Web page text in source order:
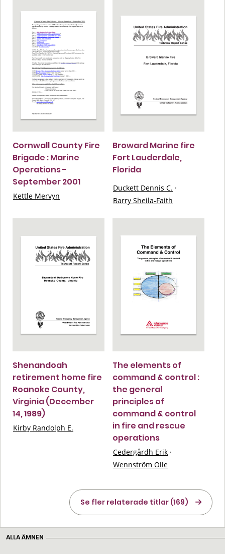
Cornwall County Fire
Brigade : Marine
Operations -
September 2001
Kettle Mervyn
Broward Marine fire
Fort Lauderdale,
Florida
Duckett Dennis C. ·
Barry Sheila-Faith
Shenandoah
retirement home fire
Roanoke County,
Virginia (December
14, 1989)
Kirby Randolph E.
The elements of
command & control :
the general
principles of
command & control
in fire and rescue
operations
Cedergårdh Erik ·
Wennström Olle
Se fler relaterade titlar (169)
ALLA ÄMNEN